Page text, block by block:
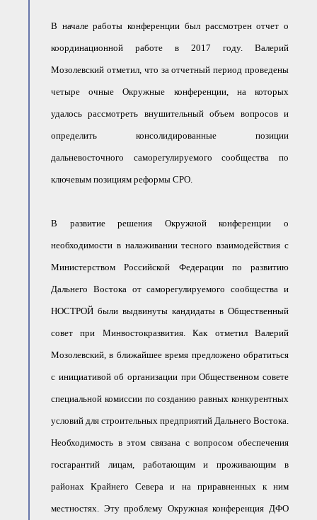
Охрана труда
Работа в Общественных советах
Законодательство РФ по
Повышение квалификации,
переподготовка
В начале работы конференции был рассмотрен отчет о
координационной работе в 2017 году. Валерий
Мозолевский отметил, что за отчетный период проведены
четыре очные Окружные конференции, на которых
удалось рассмотреть внушительный объем вопросов и
определить консолидированные позиции
дальневосточного саморегулируемого сообщества по
ключевым позициям реформы СРО.
В развитие решения Окружной конференции о
необходимости в налаживании тесного взаимодействия с
Министерством Российской Федерации по развитию
Дальнего Востока от саморегулируемого сообщества и
НОСТРОЙ были выдвинуты кандидаты в Общественный
совет при Минвостокразвития. Как отметил Валерий
Мозолевский, в ближайшее время предложено обратиться
с инициативой об организации при Общественном совете
специальной комиссии по созданию равных конкурентных
условий для строительных предприятий Дальнего Востока.
Необходимость в этом связана с вопросом обеспечения
госгарантий лицам, работающим и проживающим в
районах Крайнего Севера и на приравненных к ним
местностях. Эту проблему Окружная конференция ДФО